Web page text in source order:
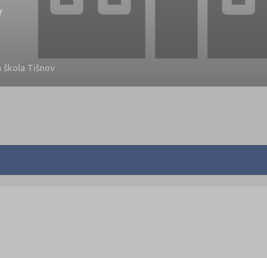
škola Tišnov